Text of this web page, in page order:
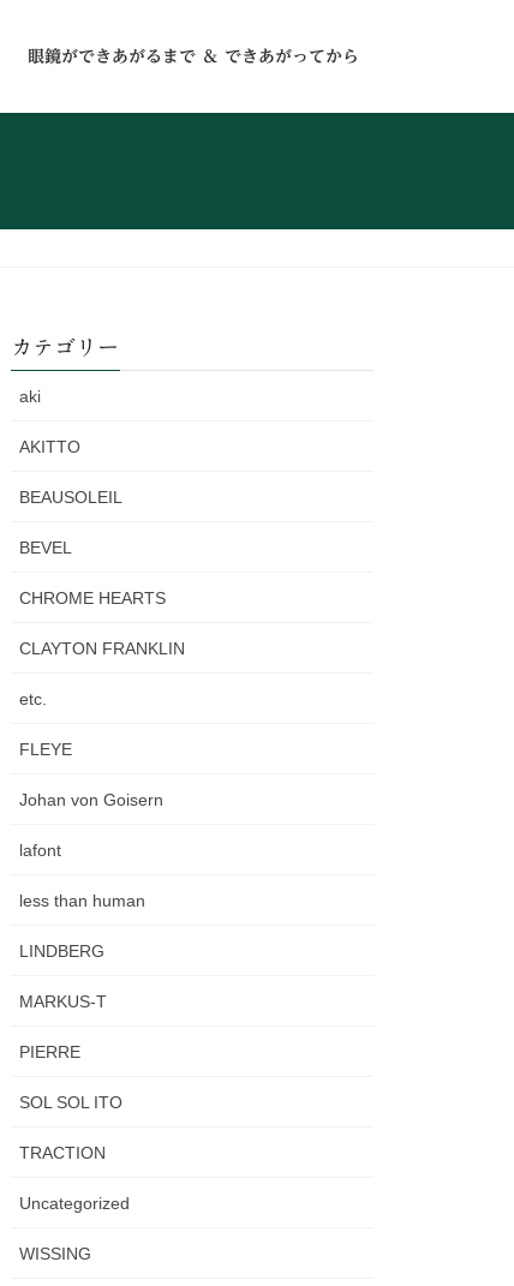
眼鏡ができあがるまで ＆ できあがってから
カテゴリー
aki
AKITTO
BEAUSOLEIL
BEVEL
CHROME HEARTS
CLAYTON FRANKLIN
etc.
FLEYE
Johan von Goisern
lafont
less than human
LINDBERG
MARKUS-T
PIERRE
SOL SOL ITO
TRACTION
Uncategorized
WISSING